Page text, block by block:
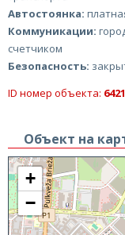
Автостоянка:
Коммуникации:
счетчиком
Безопасность:
ID номер объекта:
Объект на
+
−